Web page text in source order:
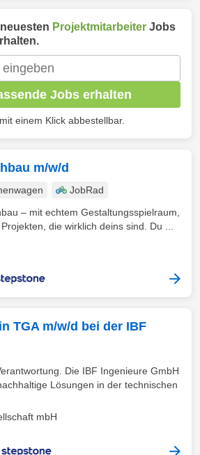
Projektmitarbeiter Jobs
Jobs erhalten
einem Klick abbestellbar.
m/w/d
JobRad
– mit echtem Gestaltungsspielraum,
die wirklich deins sind. Du ...
TGA m/w/d bei der IBF
Die IBF Ingenieure GmbH
Lösungen in der technischen
mbH